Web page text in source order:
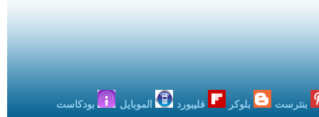
بنترست بلوكر فليبورد الموبايل بودكاست